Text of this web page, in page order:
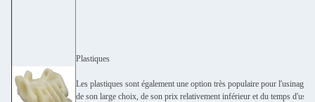
Plastiques
Les plastiques sont également une option très populaire pour l'usinage
de son large choix, de son prix relativement inférieur et du temps